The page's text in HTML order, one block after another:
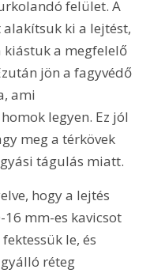
felület. A
ki a lejtést,
kiástuk a megfelelő
jön a fagyvédő
ami
legyen. Ez jól
meg a térkövek
tágulás miatt.
hogy a lejtés
mm-es kavicsot
le, és
réteg